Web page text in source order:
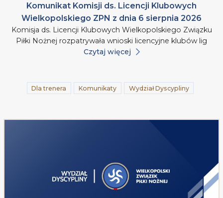
Komunikat Komisji ds. Licencji Klubowych
Wielkopolskiego ZPN z dnia 6 sierpnia 2026
Komisja ds. Licencji Klubowych Wielkopolskiego Związku
Piłki Nożnej rozpatrywała wnioski licencyjne klubów lig
Czytaj więcej
Dla trenera Komunikaty Wydział Dyscypliny